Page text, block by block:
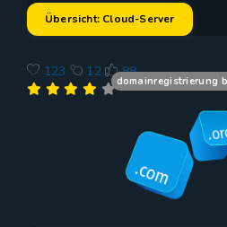
Übersicht: Cloud-Server
123 12 88
domainregistrierung